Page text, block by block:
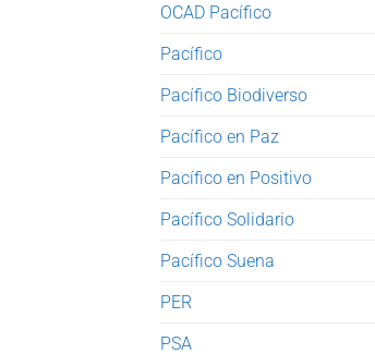
OCAD Pacífico
Pacífico
Pacífico Biodiverso
Pacífico en Paz
Pacífico en Positivo
Pacífico Solidario
Pacífico Suena
PER
PSA